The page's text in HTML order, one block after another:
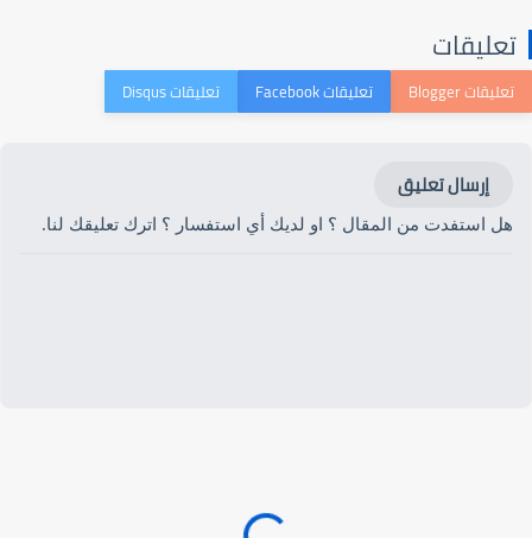
تعليقات
إرسال تعليق
هل استفدت من المقال ؟ او لديك أي استفسار ؟ اترك تعليقك لنا.